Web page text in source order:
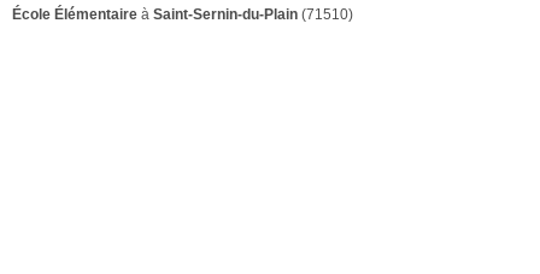
École Élémentaire à Saint-Sernin-du-Plain (71510)